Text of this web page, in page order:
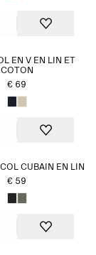
EN V EN LIN ET
COTON
€ 69
CUBAIN EN LIN
€ 59